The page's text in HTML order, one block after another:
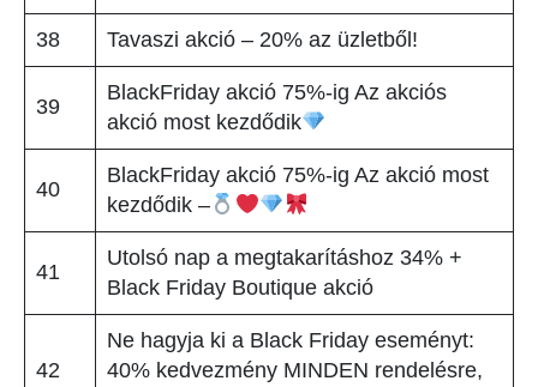
38 Tavaszi akció – 20% az üzletből!
39
BlackFriday akció 75%-ig Az akciós
akció most kezdődik
40
BlackFriday akció 75%-ig Az akció most
kezdődik –
41
Utolsó nap a megtakarításhoz 34% +
Black Friday Boutique akció
42
Ne hagyja ki a Black Friday eseményt:
40% kedvezmény MINDEN rendelésre,